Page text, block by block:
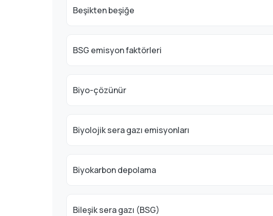
Beşikten beşiğe
BSG emisyon faktörleri
Biyo-çözünür
Biyolojik sera gazı emisyonları
Biyokarbon depolama
Bileşik sera gazı (BSG)